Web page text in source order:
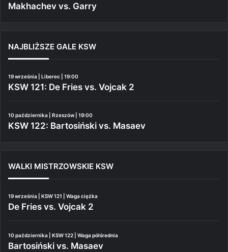
Makhachev vs. Garry
NAJBLIŻSZE GALE KSW
19 września | Liberec | 19:00
KSW 121: De Fries vs. Vojcak 2
10 października | Rzeszów | 19:00
KSW 122: Bartosiński vs. Masaev
WALKI MISTRZOWSKIE KSW
19 września | KSW 121 | Waga ciężka
De Fries vs. Vojcak 2
10 października | KSW 122 | Waga półśrednia
Bartosiński vs. Masaev